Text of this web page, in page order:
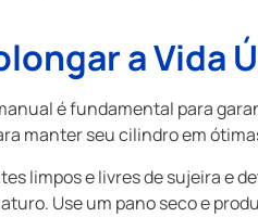
a Vida
é fundamental para
manter seu cilindro em
limpos e livres de sujeira e
Use um pano seco e